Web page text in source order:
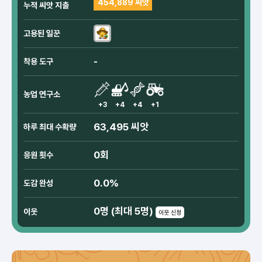
누적 씨앗 지출 454,889 씨앗
고용된 일꾼
착용 도구 -
농업 연구소
+3 +4 +4 +1
하루 최대 수확량 63,495 씨앗
응원 횟수 0회
도감 완성 0.0%
이웃 0명 (최대 5명) 이웃 신청